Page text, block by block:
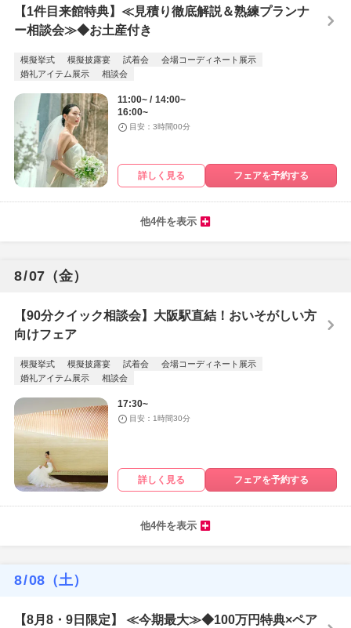
【1件目来館特典】≪見積り徹底解説＆熟練プランナ
ー相談会≫◆お土産付き
模擬挙式 模擬披露宴 試着会
会場コーディネート展示
婚礼アイテム展示
相談会
11:00~
14:00~
16:00~
目安：3時間00分
詳しく見る フェアを予約する
他4件を表示
8/07 （金）
【90分クイック相談会】大阪駅直結！おいそがしい方
向けフェア
模擬挙式 模擬披露宴 試着会
会場コーディネート展示
婚礼アイテム展示
相談会
17:30~
目安：1時間30分
詳しく見る フェアを予約する
他4件を表示
8/08 （土）
【8月8・9日限定】 ≪今期最大≫◆100万円特典×ペア